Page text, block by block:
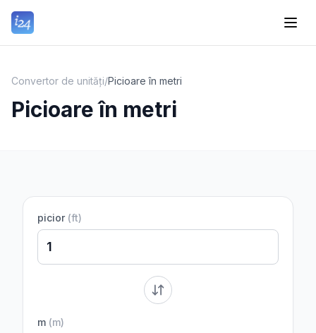
Convertor de unități/Picioare în metri
Picioare în metri
picior (ft)
m (m)